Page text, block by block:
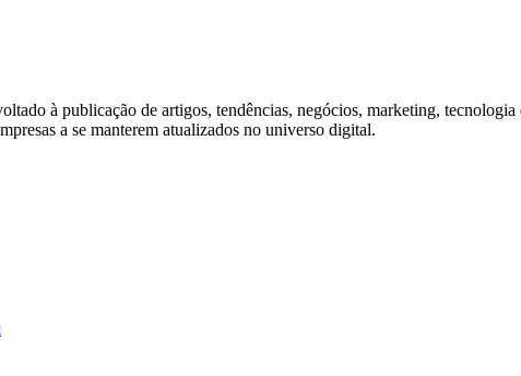
à publicação de artigos, tendências, negócios, marketing,
a se manterem atualizados no universo digital.